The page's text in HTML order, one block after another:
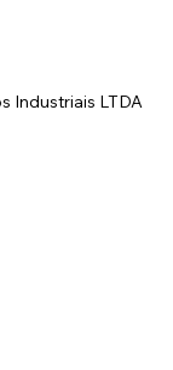
Industriais LTDA